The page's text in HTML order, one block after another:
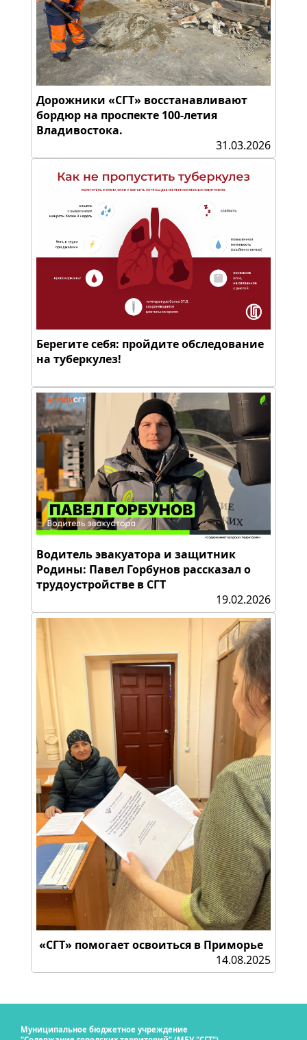
Дорожники «СГТ» восстанавливают
бордюр на проспекте 100-летия
Владивостока.
31.03.2026
Берегите себя: пройдите обследование
на туберкулез!
Водитель эвакуатора и защитник
Родины: Павел Горбунов рассказал о
трудоустройстве в СГТ
19.02.2026
«СГТ» помогает освоиться в Приморье
14.08.2025
Муниципальное бюджетное учреждение